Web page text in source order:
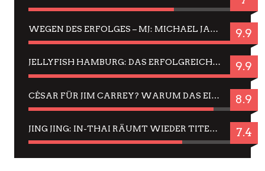
WEGEN DES ERFOLGES – MJ: MICHAEL JACKSON MUSICAL IN EINER MATINEE SEHEN 9.9
JELLYFISH HAMBURG: DAS ERFOLGREICHE SOMMER-MENÜ 2025 IN GEFÜHLEN UND BILDERN 9.9
CÉSAR FÜR JIM CARREY? WARUM DAS EINER DER NERVIGSTEN ACTORS IST UND BLEIBT 8.9
JING JING: IN-THAI RÄUMT WIEDER TITEL AB – EIN ZWEI-STUNDEN-ERLEBNISBERICHT 7.4